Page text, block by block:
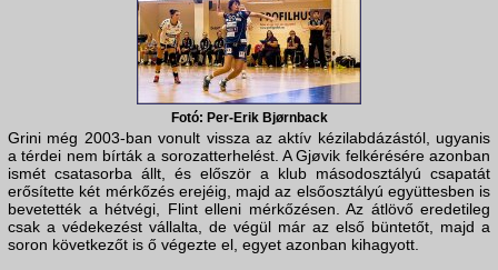
Fotó: Per-Erik Bjørnback
Grini még 2003-ban vonult vissza az aktív kézilabdázástól, ugyanis
a térdei nem bírták a sorozatterhelést. A Gjøvik felkérésére azonban
ismét csatasorba állt, és először a klub másodosztályú csapatát
erősítette két mérkőzés erejéig, majd az elsőosztályú együttesben is
bevetették a hétvégi, Flint elleni mérkőzésen. Az átlövő eredetileg
csak a védekezést vállalta, de végül már az első büntetőt, majd a
soron következőt is ő végezte el, egyet azonban kihagyott.